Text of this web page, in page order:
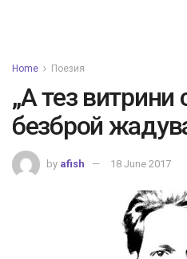
Home Поезия
„А тез витрини
безброй
by afish 18 June 2017